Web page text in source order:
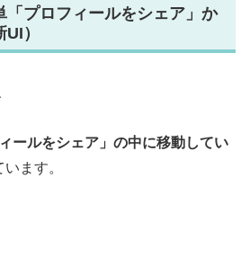
プロフィールをシェア」か
）
ールをシェア」の中に移動してい
ます。